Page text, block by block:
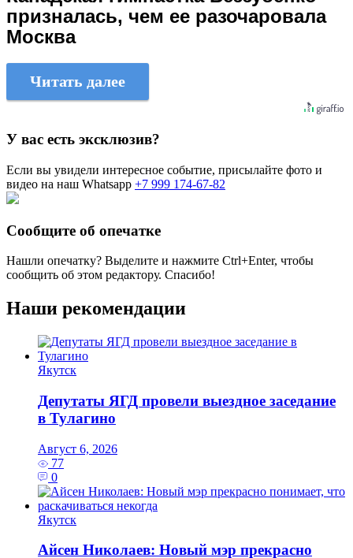
призналась, чем ее разочаровала
Москва
Читать далее
У вас есть эксклюзив?
Если вы увидели интересное событие, присылайте фото и
видео на наш Whatsapp +7 999 174-67-82
Сообщите об опечатке
Нашли опечатку? Выделите и нажмите Ctrl+Enter, чтобы
сообщить об этом редактору. Спасибо!
Наши рекомендации
Якутск
Депутаты ЯГД провели выездное заседание
в Тулагино
Август 6, 2026
77
0
Якутск
Айсен Николаев: Новый мэр прекрасно